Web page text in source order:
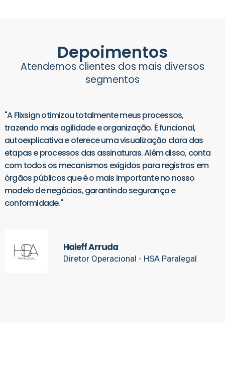
Depoimentos
Atendemos clientes dos mais diversos
segmentos
"A Flixsign otimizou totalmente meus processos,
trazendo mais agilidade e organização. É funcional,
autoexplicativa e oferece uma visualização clara das
etapas e processos das assinaturas. Além disso, conta
com todos os mecanismos exigidos para registros em
órgãos públicos que é o mais importante no nosso
modelo de negócios, garantindo segurança e
conformidade."
Haleff Arruda
Diretor Operacional - HSA Paralegal